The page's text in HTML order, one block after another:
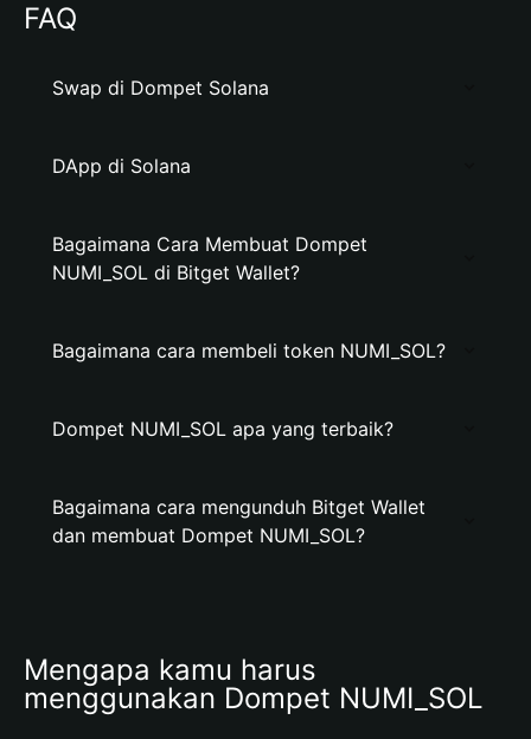
FAQ
Swap di Dompet Solana
DApp di Solana
Bagaimana Cara Membuat Dompet
NUMI_SOL di Bitget Wallet?
Bagaimana cara membeli token NUMI_SOL?
Dompet NUMI_SOL apa yang terbaik?
Bagaimana cara mengunduh Bitget Wallet
dan membuat Dompet NUMI_SOL?
Mengapa kamu harus
menggunakan Dompet NUMI_SOL